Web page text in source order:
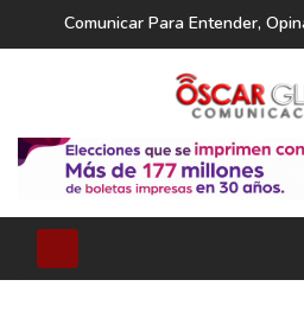
Comunicar Para Entender,